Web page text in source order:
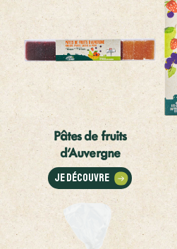
Pâtes de fruits
d’Auvergne
Je découvre